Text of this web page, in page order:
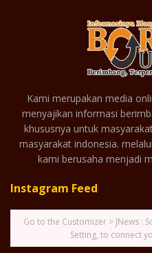
Kami merupakan media
menyajikan informasi
khususnya untuk
masyarakat indonesia.
kami berusaha menjadi
Instagram Feed
Go to the Customizer > JNews :
Setting, to connect